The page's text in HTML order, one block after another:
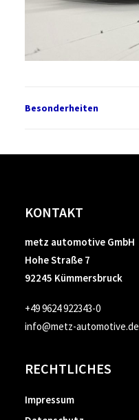
Besonderheiten
KONTAKT
metz automotive GmbH
Hohe Straße 7
92245 Kümmersbruck
+49 9624 922343-0
info@metz-automotive.de
RECHTLICHES
Impressum